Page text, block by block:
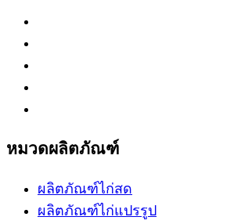
หมวดผลิตภัณฑ์
ผลิตภัณฑ์ไก่สด
ผลิตภัณฑ์ไก่แปรรูป